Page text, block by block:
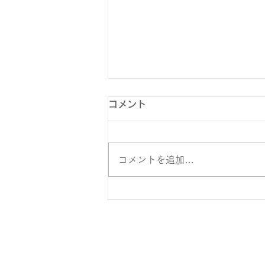
イベントサイト公開：Lake
コメント
コメントを追加…